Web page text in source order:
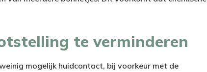
te verminderen
mogelijk huidcontact, bij voorkeur met de